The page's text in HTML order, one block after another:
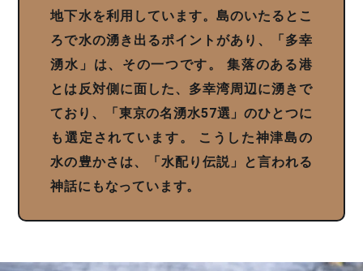
地下水を利用しています。島のいたるとこ
ろで水の湧き出るポイントがあり、「多幸
湧水」は、その一つです。
集落のある港
とは反対側に面した、多幸湾周辺に湧きで
ており、「東京の名湧水57選」のひとつに
も選定されています。
こうした神津島の
水の豊かさは、「水配り伝説」と言われる
神話にもなっています。